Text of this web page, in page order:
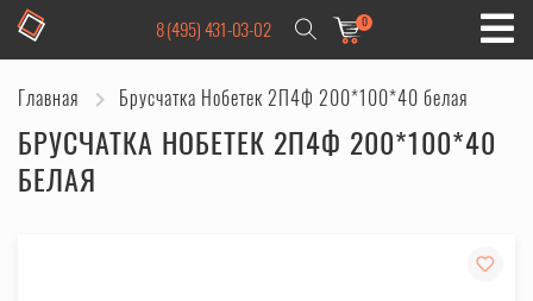
8 (495) 431-03-02 0
Главная Брусчатка Нобетек 2П4Ф 200*100*40 белая
БРУСЧАТКА НОБЕТЕК 2П4Ф 200*100*40
БЕЛАЯ